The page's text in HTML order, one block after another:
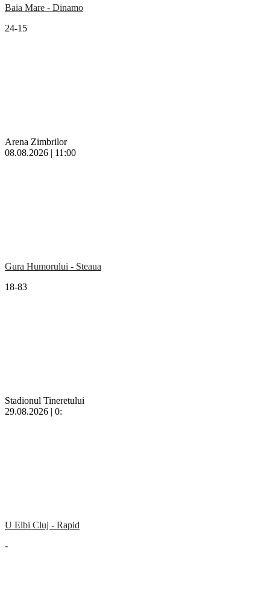
Baia Mare - Dinamo
24-15
Arena Zimbrilor
08.08.2026 | 11:00
Gura Humorului - Steaua
18-83
Stadionul Tineretului
29.08.2026 | 0:
U Elbi Cluj - Rapid
-